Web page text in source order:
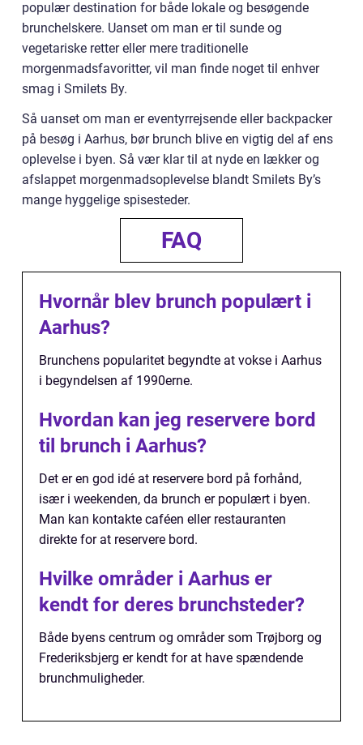
populær destination for både lokale og besøgende
brunchelskere. Uanset om man er til sunde og
vegetariske retter eller mere traditionelle
morgenmadsfavoritter, vil man finde noget til enhver
smag i Smilets By.
Så uanset om man er eventyrrejsende eller backpacker
på besøg i Aarhus, bør brunch blive en vigtig del af ens
oplevelse i byen. Så vær klar til at nyde en lækker og
afslappet morgenmadsoplevelse blandt Smilets By’s
mange hyggelige spisesteder.
FAQ
Hvornår blev brunch populært i
Aarhus?
Brunchens popularitet begyndte at vokse i Aarhus
i begyndelsen af 1990erne.
Hvordan kan jeg reservere bord
til brunch i Aarhus?
Det er en god idé at reservere bord på forhånd,
især i weekenden, da brunch er populært i byen.
Man kan kontakte caféen eller restauranten
direkte for at reservere bord.
Hvilke områder i Aarhus er
kendt for deres brunchsteder?
Både byens centrum og områder som Trøjborg og
Frederiksbjerg er kendt for at have spændende
brunchmuligheder.